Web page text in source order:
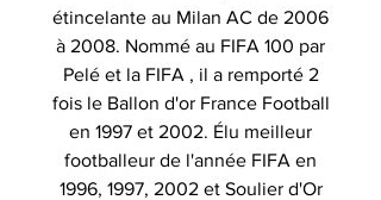
étincelante au Milan AC de 2006
à 2008. Nommé au FIFA 100 par
Pelé et la FIFA , il a remporté 2
fois le Ballon d'or France Football
en 1997 et 2002. Élu meilleur
footballeur de l'année FIFA en
1996, 1997, 2002 et Soulier d'Or